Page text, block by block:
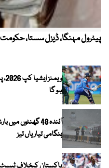
پیٹرول مہنگا، ڈیزل سستا،
ہو گا
آئندہ 48 گھنٹوں
ہنگامی تیاریاں تیز